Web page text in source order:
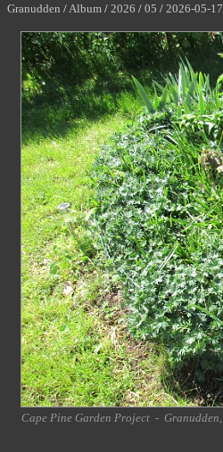
Granudden /Album / 2026 / 05 / 2026-05-17
Cape Pine Garden Project - Granudden,